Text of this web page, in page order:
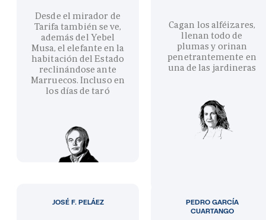
Desde el mirador de
Tarifa también se ve,
además del Yebel
Musa, el elefante en la
habitación del Estado
reclinándose ante
Marruecos. Incluso en
los días de taró
Cagan los alféizares,
llenan todo de
plumas y orinan
penetrantemente en
una de las jardineras
JOSÉ F. PELÁEZ
PEDRO GARCÍA
CUARTANGO